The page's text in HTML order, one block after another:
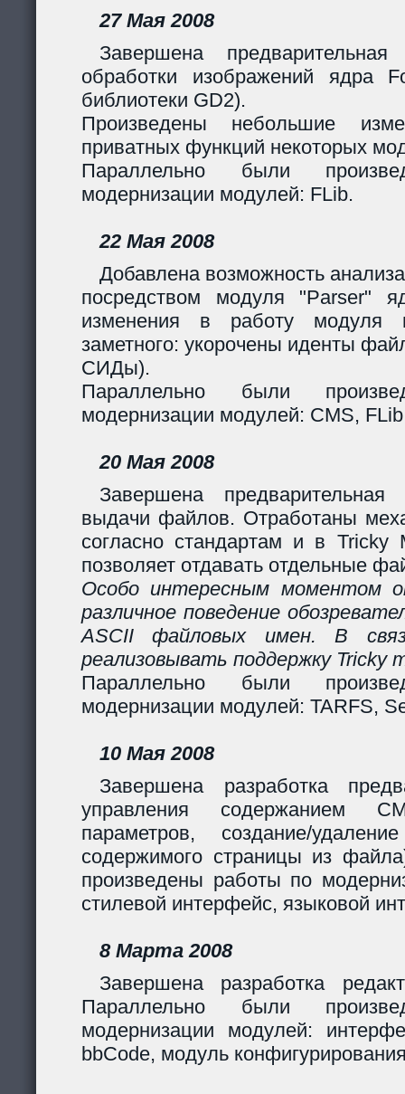
27 Мая 2008
Завершена
обработки изображений ядра
библиотеки GD2).
Произведены небольшие
приватных функций некоторых
Параллельно были
модернизации модулей: FLib.
22 Мая 2008
Добавлена возможность
посредством модуля "Parser"
изменения в работу модуля
заметного: укорочены иденты
СИДы).
Параллельно были
модернизации модулей: CMS,
20 Мая 2008
Завершена предварительная
выдачи файлов. Отработаны
согласно стандартам и в Tricky
позволяет отдавать отдельные
Особо интересным моментом
различное поведение
ASCII файловых имен. В
реализовывать поддержку Tricky
Параллельно были
модернизации модулей: TARFS,
10 Мая 2008
Завершена разработка
управления содержанием
параметров, создание/
содержимого страницы из
произведены работы по
стилевой интерфейс, языковой
8 Марта 2008
Завершена разработка
Параллельно были
модернизации модулей:
bbCode, модуль